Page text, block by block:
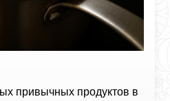
привычных продуктов в